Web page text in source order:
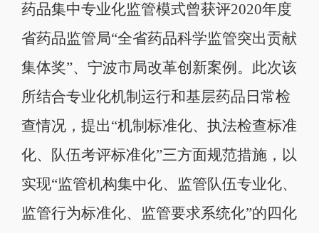
药品集中专业化监管模式曾获评2020年度
省药品监管局“全省药品科学监管突出贡献
集体奖”、宁波市局改革创新案例。此次该
所结合专业化机制运行和基层药品日常检
查情况，提出“机制标准化、执法检查标准
化、队伍考评标准化”三方面规范措施，以
实现“监管机构集中化、监管队伍专业化、
监管行为标准化、监管要求系统化”的四化